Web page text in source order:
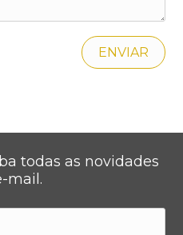
todas as novidades
mail.